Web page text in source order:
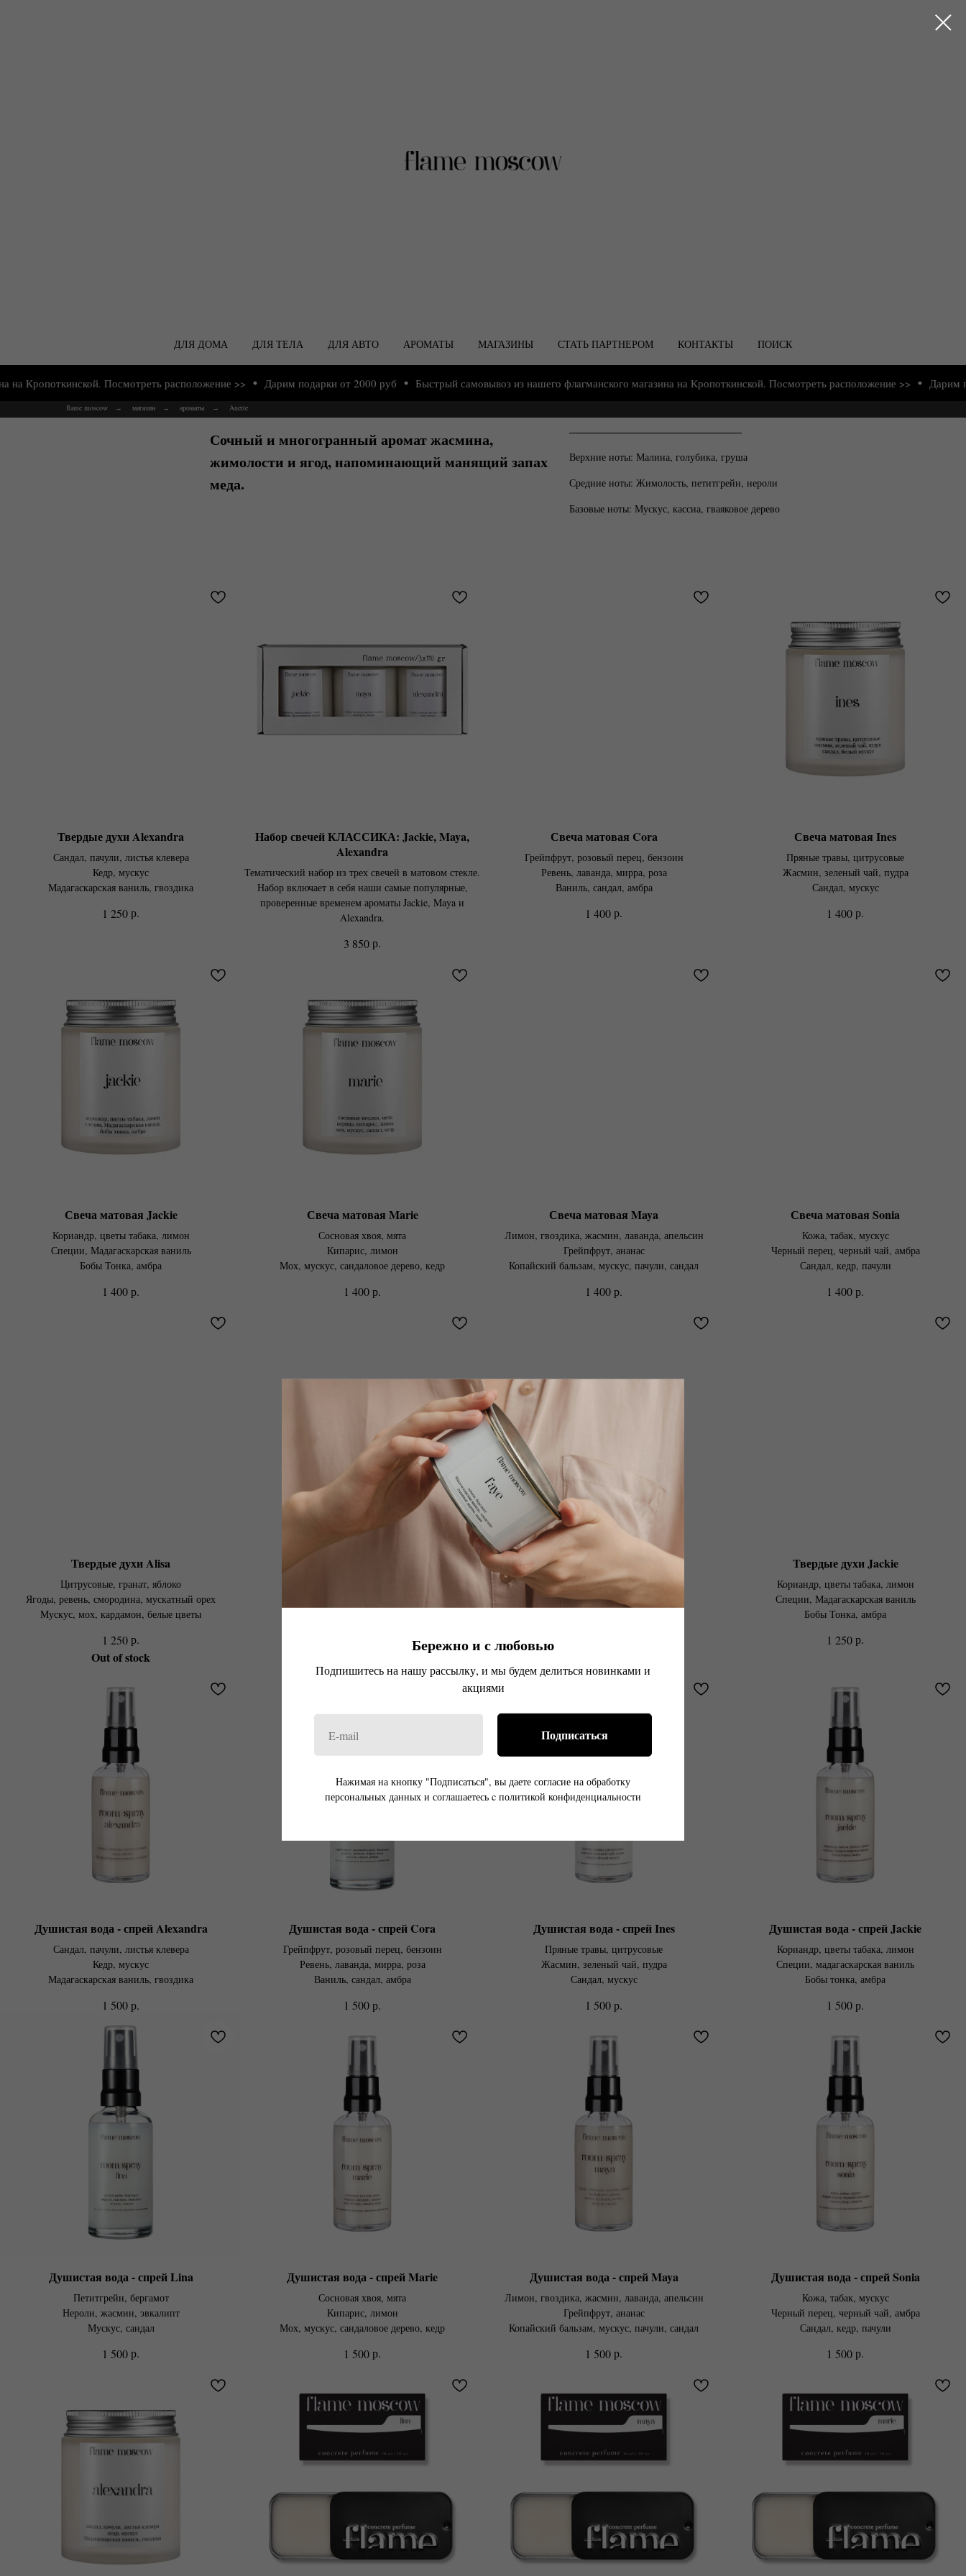
ДЛЯ ДОМА ДЛЯ ТЕЛА ДЛЯ АВТО АРОМАТЫ МАГАЗИНЫ СТАТЬ ПАРТНЕРОМ КОНТАКТЫ ПОИСК
Посмотреть расположение >> Дарим подарки от 2000 руб Быстрый самовывоз из нашего флагманского магазина на Кропоткинской. Посмотреть расположение >> Дарим подарки от
flame moscow → магазин → ароматы → Anette
Верхние ноты: Малина, голубика, груша
Средние ноты: Жимолость, петитгрейн, нероли
Базовые ноты: Мускус, кассиа, гваяковое дерево
Сочный и многогранный аромат жасмина,
жимолости и ягод, напоминающий манящий запах
меда.
Твердые духи Alexandra
Сандал, пачули, листья клевера
Кедр, мускус
Мадагаскарская ваниль, гвоздика
1 250р.
Набор свечей КЛАССИКА: Jackie, Maya,
Alexandra
Тематический набор из трех свечей в матовом стекле.
Набор включает в себя наши самые популярные,
проверенные временем ароматы Jackie, Maya и
Alexandra.
3 850р.
Свеча матовая Cora
Грейпфрут, розовый перец, бензоин
Ревень, лаванда, мирра, роза
Ваниль, сандал, амбра
1 400р.
Свеча матовая Ines
Пряные травы, цитрусовые
Жасмин, зеленый чай, пудра
Сандал, мускус
1 400р.
Свеча матовая Jackie
Кориандр, цветы табака, лимон
Специи, Мадагаскарская ваниль
Бобы Тонка, амбра
1 400р.
Свеча матовая Marie
Сосновая хвоя, мята
Кипарис, лимон
Мох, мускус, сандаловое дерево, кедр
1 400р.
Свеча матовая Maya
Лимон, гвоздика, жасмин, лаванда, апельсин
Грейпфрут, ананас
Копайский бальзам, мускус, пачули, сандал
1 400р.
Свеча матовая Sonia
Кожа, табак, мускус
Черный перец, черный чай, амбра
Сандал, кедр, пачули
1 400р.
Твердые духи Alisa
Цитрусовые, гранат, яблоко
Ягоды, ревень, смородина, мускатный орех
Мускус, мох, кардамон, белые цветы
1 250р.
Out of stock
Твердые духи Ines
Пряные травы, цитрусовые
Жасмин, зеленый чай, пудра
Твердые духи Jackie
Кориандр, цветы табака, лимон
Специи, Мадагаскарская ваниль
Бобы Тонка, амбра
1 250р.
Душистая вода - спрей Alexandra
Сандал, пачули, листья клевера
Кедр, мускус
Мадагаскарская ваниль, гвоздика
1 500р.
Душистая вода - спрей Cora
Грейпфрут, розовый перец, бензоин
Ревень, лаванда, мирра, роза
Ваниль, сандал, амбра
1 500р.
Душистая вода - спрей Ines
Пряные травы, цитрусовые
Жасмин, зеленый чай, пудра
Сандал, мускус
1 500р.
Душистая вода - спрей Jackie
Кориандр, цветы табака, лимон
Специи, мадагаскарская ваниль
Бобы тонка, амбра
1 500р.
Душистая вода - спрей Lina
Петитгрейн, бергамот
Нероли, жасмин, эвкалипт
Мускус, сандал
1 500р.
Душистая вода - спрей Marie
Сосновая хвоя, мята
Кипарис, лимон
Мох, мускус, сандаловое дерево, кедр
1 500р.
Душистая вода - спрей Maya
Лимон, гвоздика, жасмин, лаванда, апельсин
Грейпфрут, ананас
Копайский бальзам, мускус, пачули, сандал
1 500р.
Душистая вода - спрей Sonia
Кожа, табак, мускус
Черный перец, черный чай, амбра
Сандал, кедр, пачули
1 500р.
Бережно и с любовью
Подпишитесь на нашу рассылку, и мы будем делиться новинками и
акциями
Подписаться
Нажимая на кнопку "Подписаться", вы даете согласие на обработку
персональных данных и соглашаетесь c политикой конфиденциальности